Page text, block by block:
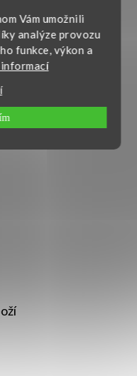
Vám umožnili
analýze provozu
funkce, výkon a